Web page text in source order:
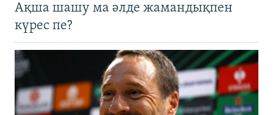
Ақша шашу ма әлде жамандықпен
күрес пе?